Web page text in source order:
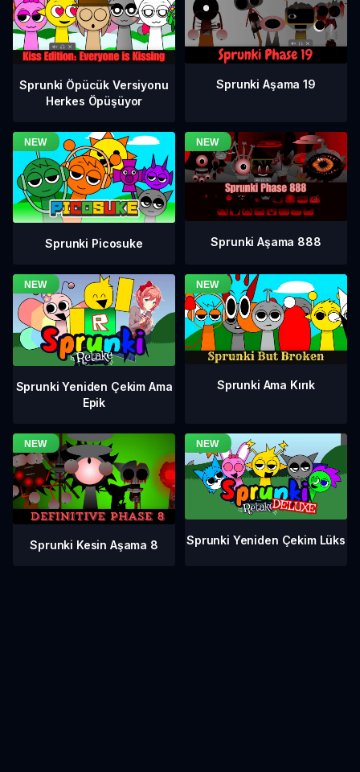
Sprunki Öpücük Versiyonu
Herkes Öpüşüyor
Sprunki Aşama 19
Sprunki Picosuke Sprunki Aşama 888
Sprunki Yeniden Çekim Ama
Epik
Sprunki Ama Kırık
Sprunki Kesin Aşama 8 Sprunki Yeniden Çekim Lüks